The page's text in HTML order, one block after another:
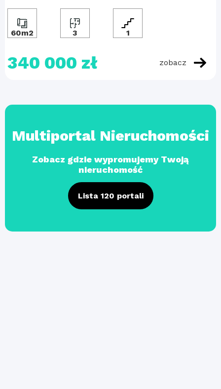
60m2 3 1
340 000 zł zobacz
Multiportal Nieruchomości
Zobacz gdzie wypromujemy Twoją
nieruchomość
Lista 120 portali